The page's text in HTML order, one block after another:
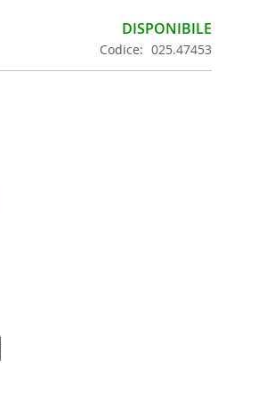
DISPONIBILE
Codice 025.47453